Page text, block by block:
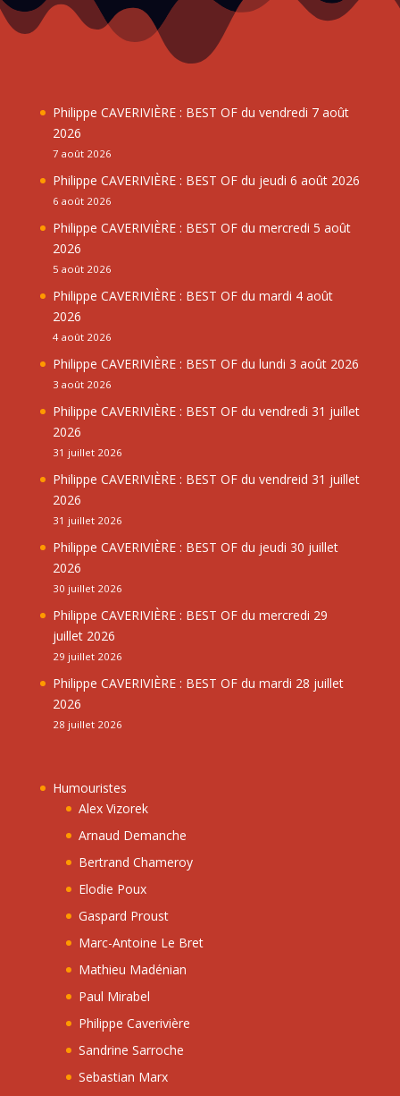
Philippe CAVERIVIÈRE : BEST OF du vendredi 7 août
2026
7 août 2026
Philippe CAVERIVIÈRE : BEST OF du jeudi 6 août 2026
6 août 2026
Philippe CAVERIVIÈRE : BEST OF du mercredi 5 août
2026
5 août 2026
Philippe CAVERIVIÈRE : BEST OF du mardi 4 août
2026
4 août 2026
Philippe CAVERIVIÈRE : BEST OF du lundi 3 août 2026
3 août 2026
Philippe CAVERIVIÈRE : BEST OF du vendredi 31 juillet
2026
31 juillet 2026
Philippe CAVERIVIÈRE : BEST OF du vendreid 31 juillet
2026
31 juillet 2026
Philippe CAVERIVIÈRE : BEST OF du jeudi 30 juillet
2026
30 juillet 2026
Philippe CAVERIVIÈRE : BEST OF du mercredi 29
juillet 2026
29 juillet 2026
Philippe CAVERIVIÈRE : BEST OF du mardi 28 juillet
2026
28 juillet 2026
Humouristes
Alex Vizorek
Arnaud Demanche
Bertrand Chameroy
Elodie Poux
Gaspard Proust
Marc-Antoine Le Bret
Mathieu Madénian
Paul Mirabel
Philippe Caverivière
Sandrine Sarroche
Sebastian Marx